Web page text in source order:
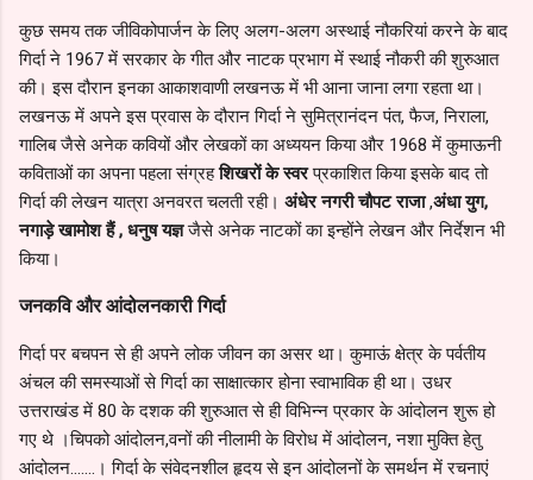
कुछ समय तक जीविकोपार्जन के लिए अलग-अलग अस्थाई नौकरियां करने के बाद
गिर्दा ने 1967 में सरकार के गीत और नाटक प्रभाग में स्थाई नौकरी की शुरुआत
की। इस दौरान इनका आकाशवाणी लखनऊ में भी आना जाना लगा रहता था।
लखनऊ में अपने इस प्रवास के दौरान गिर्दा ने सुमित्रानंदन पंत, फैज, निराला,
गालिब जैसे अनेक कवियों और लेखकों का अध्ययन किया और 1968 में कुमाऊनी
कविताओं का अपना पहला संग्रहशिखरों के स्वरप्रकाशित किया इसके बाद तो
गिर्दा की लेखन यात्रा अनवरत चलती रही। अंधेर नगरी चौपट राजा,अंधा युग,
नगाड़े खामोश हैं , धनुष यज्ञजैसे अनेक नाटकों का इन्होंने लेखन और निर्देशन भी
किया।
जनकवि और आंदोलनकारी गिर्दा
गिर्दा पर बचपन से ही अपने लोक जीवन का असर था। कुमाऊं क्षेत्र के पर्वतीय
अंचल की समस्याओं से गिर्दा का साक्षात्कार होना स्वाभाविक ही था। उधर
उत्तराखंड में 80 के दशक की शुरुआत से ही विभिन्न प्रकार के आंदोलन शुरू हो
गए थे ।चिपको आंदोलन,वनों की नीलामी के विरोध में आंदोलन, नशा मुक्ति हेतु
आंदोलन.......। गिर्दा के संवेदनशील हृदय से इन आंदोलनों के समर्थन में रचनाएं